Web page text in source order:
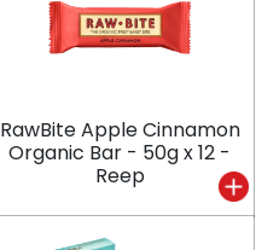
RawBite Apple Cinnamon
Organic Bar - 50g x 12 -
Reep